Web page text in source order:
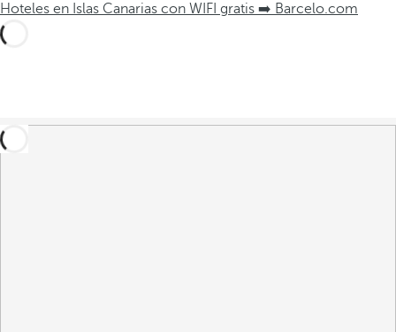
Hoteles en Islas Canarias con WIFI gratis ➡️ Barcelo.com